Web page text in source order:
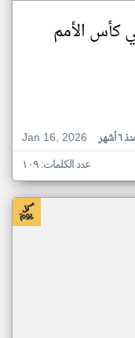
في كأس الأمم
Jan 16, 2026
٦ أشهر
عدد الكلمات: ١٠٩